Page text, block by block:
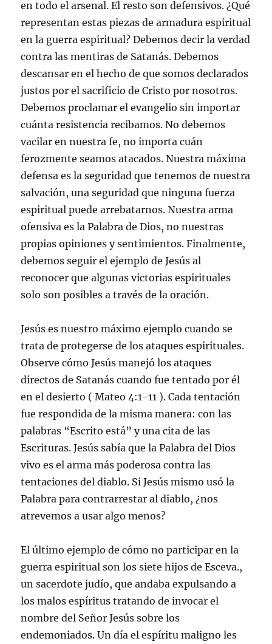
en todo el arsenal. El resto son defensivos. ¿Qué
representan estas piezas de armadura espiritual
en la guerra espiritual? Debemos decir la verdad
contra las mentiras de Satanás. Debemos
descansar en el hecho de que somos declarados
justos por el sacrificio de Cristo por nosotros.
Debemos proclamar el evangelio sin importar
cuánta resistencia recibamos. No debemos
vacilar en nuestra fe, no importa cuán
ferozmente seamos atacados. Nuestra máxima
defensa es la seguridad que tenemos de nuestra
salvación, una seguridad que ninguna fuerza
espiritual puede arrebatarnos. Nuestra arma
ofensiva es la Palabra de Dios, no nuestras
propias opiniones y sentimientos. Finalmente,
debemos seguir el ejemplo de Jesús al
reconocer que algunas victorias espirituales
solo son posibles a través de la oración.
Jesús es nuestro máximo ejemplo cuando se
trata de protegerse de los ataques espirituales.
Observe cómo Jesús manejó los ataques
directos de Satanás cuando fue tentado por él
en el desierto ( Mateo 4:1-11 ). Cada tentación
fue respondida de la misma manera: con las
palabras “Escrito está” y una cita de las
Escrituras. Jesús sabía que la Palabra del Dios
vivo es el arma más poderosa contra las
tentaciones del diablo. Si Jesús mismo usó la
Palabra para contrarrestar al diablo, ¿nos
atrevemos a usar algo menos?
El último ejemplo de cómo no participar en la
guerra espiritual son los siete hijos de Esceva.,
un sacerdote judío, que andaba expulsando a
los malos espíritus tratando de invocar el
nombre del Señor Jesús sobre los
endemoniados. Un día el espíritu maligno les